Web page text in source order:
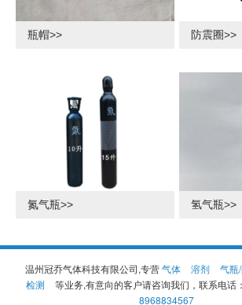
瓶帽>> 防震圈>>
氮气瓶>> 氢气瓶>>
温州冠乔气体科技有限公司,专营气体 溶剂 气瓶
检测
等业务,有意向的客户请咨询我们，联系电话：
8968834567